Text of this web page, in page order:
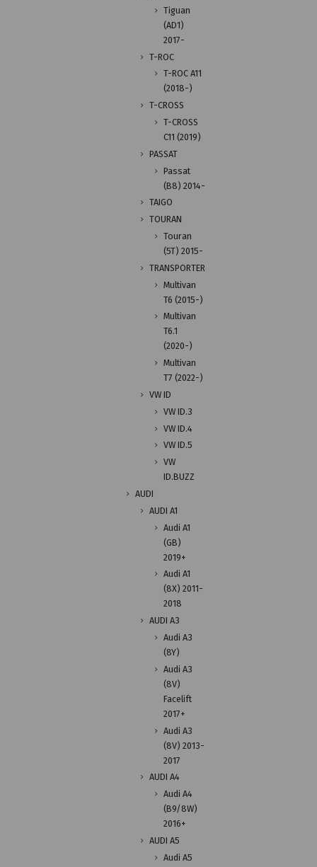
Tiguan
(AD1)
2017-
T-ROC
T-ROC A11
(2018-)
T-CROSS
T-CROSS
C11 (2019)
PASSAT
Passat
(B8) 2014-
TAIGO
TOURAN
Touran
(5T) 2015-
TRANSPORTER
Multivan
T6 (2015-)
Multivan
T6.1
(2020-)
Multivan
T7 (2022-)
VW ID
VW ID.3
VW ID.4
VW ID.5
VW
ID.BUZZ
AUDI
AUDI A1
Audi A1
(GB)
2019+
Audi A1
(8X) 2011-
2018
AUDI A3
Audi A3
(8Y)
Audi A3
(8V)
Facelift
2017+
Audi A3
(8V) 2013-
2017
AUDI A4
Audi A4
(B9/8W)
2016+
AUDI A5
Audi A5